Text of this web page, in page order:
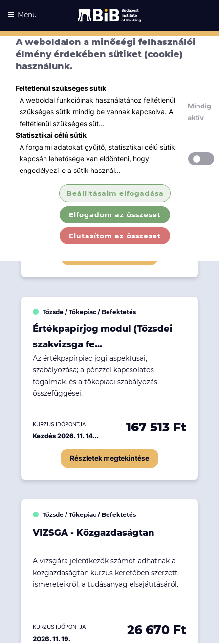
A weboldalon a minőségi felhasználói
élmény érdekében sütiket (cookie)
használunk.
Feltétlenül szükséges sütik
A weboldal funkcióinak használatához feltétlenül
szükséges sütik mindig be vannak kapcsolva. A
feltétlenül szükséges süt...
Mindig
aktív
Statisztikai célú sütik
A forgalmi adatokat gyűjtő, statisztikai célú sütik
kapcsán lehetősége van eldönteni, hogy
engedélyezi-e a sütik használ...
Beállításaim elfogadása
Elfogadom az összeset
Elutasítom az összeset
Menü
Kurzusaink Kurzusaink
Minden témában
Összes
Tőzsde / Tőkepiac / Befektetés
Közgazdaságtan modul (Tőzsdei
szakvizsga f...
Értékpapírok működésének közgazdasági
háttere, állampapírpiac működése, vállalati
elemzésének alapjai.
KURZUS IDŐPONTJA
Kezdés 2026. 09. 26...
145 923 Ft
Tőzsde / Tőkepiac / Befektetés
Értékpapírjog modul (Tőzsdei
szakvizsga fe...
Az értékpapírpiac jogi aspektusai,
szabályozása; a pénzzel kapcsolatos
fogalmak, és a tőkepiaci szabályozás
összefüggései.
KURZUS IDŐPONTJA
Kezdés 2026. 11. 14...
167 513 Ft
Részletek megtekintése
Tőzsde / Tőkepiac / Befektetés
VIZSGA - Közgazdaságtan
A vizsgára jelentkezők számot adhatnak a
közgazdaságtan kurzus keretében szerzett
ismereteikről, a tudásanyag elsajátításáról.
KURZUS IDŐPONTJA
2026. 11. 19.
26 670 Ft